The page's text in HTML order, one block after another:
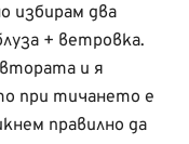
избирам два
+ ветровка.
и я
при тичането е
правилно да